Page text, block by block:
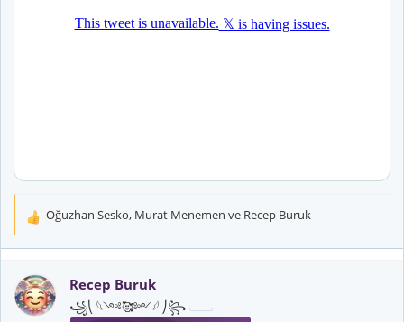
T
k
i
l
Oğuzhan Sesko, Murat Menemen ve Recep Buruk
Recep Buruk
꧁⎝ 𓆩༺🥰༻𓆪 ⎠꧂